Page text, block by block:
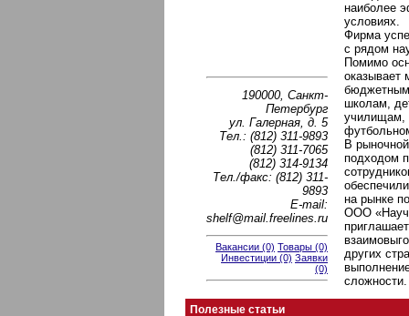
наиболее
условиях.
Фирма
с рядом
Помимо
оказывает
бюджетным
школам,
училищам,
В
подходом
на рынке
ООО
других
сложности.
190000, Санкт-
Петербург
ул. Галерная, д. 5
Тел.: (812) 311-9893
(812) 311-7065
(812) 314-9134
Тел./факс: (812) 311-
9893
E-mail:
shelf@mail.freelines.ru
Вакансии (0) Товары (0)
Инвестиции (0) Заявки
(0)
Полезные статьи